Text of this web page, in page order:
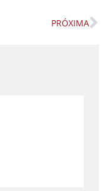
PRÓXIMA